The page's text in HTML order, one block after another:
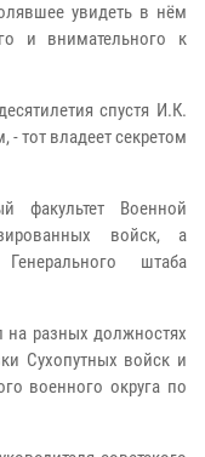
увидеть в нём
и внимательного к
спустя И.К.
тот владеет секретом
факультет Военной
войск, а
штаба
разных должностях
Сухопутных войск и
военного округа по